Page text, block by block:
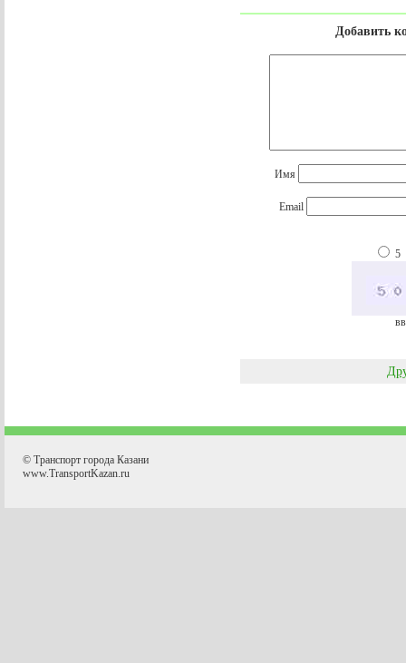
Добавить
Имя
Email
5
© Транспорт города Казани
www.TransportKazan.ru